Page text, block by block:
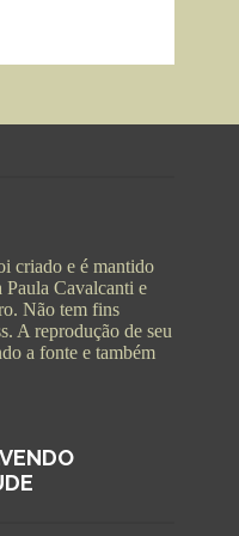
criado e é mantido
Paula Cavalcanti e
Não tem fins
A reprodução de seu
a fonte e também